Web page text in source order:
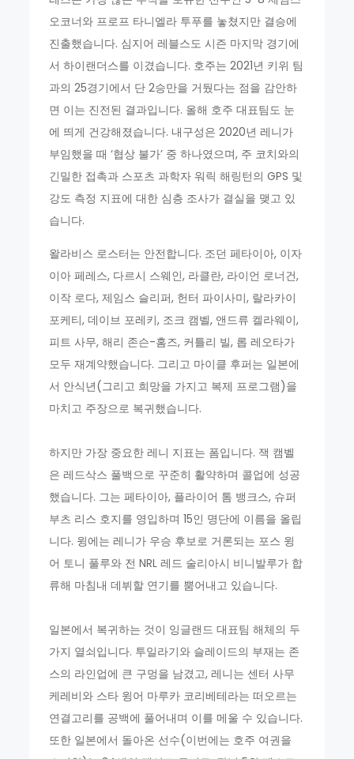
오코너와 프로프 타니엘라 투푸를 놓쳤지만 결승에
진출했습니다. 심지어 레블스도 시즌 마지막 경기에
서 하이랜더스를 이겼습니다. 호주는 2021년 키위 팀
과의 25경기에서 단 2승만을 거뒀다는 점을 감안하
면 이는 진전된 결과입니다. 올해 호주 대표팀도 눈
에 띄게 건강해졌습니다. 내구성은 2020년 레니가
부임했을 때 ‘협상 불가’ 중 하나였으며, 주 코치와의
긴밀한 접촉과 스포츠 과학자 워릭 해링턴의 GPS 및
강도 측정 지표에 대한 심층 조사가 결실을 맺고 있
습니다.
왈라비스 로스터는 안전합니다. 조던 페타이아, 이자
이아 페레스, 다르시 스웨인, 라클란, 라이언 로너건,
이작 로다, 제임스 슬리퍼, 헌터 파이사미, 랄라카이
포케티, 데이브 포레키, 조크 캠벨, 앤드류 켈라웨이,
피트 사무, 해리 존슨-홈즈, 커틀리 빌, 롭 레오타가
모두 재계약했습니다. 그리고 마이클 후퍼는 일본에
서 안식년(그리고 희망을 가지고 복제 프로그램)을
마치고 주장으로 복귀했습니다.
하지만 가장 중요한 레니 지표는 폼입니다. 잭 캠벨
은 레드삭스 풀백으로 꾸준히 활약하며 콜업에 성공
했습니다. 그는 페타이아, 플라이어 톰 뱅크스, 슈퍼
부츠 리스 호지를 영입하며 15인 명단에 이름을 올립
니다. 윙에는 레니가 우승 후보로 거론되는 포스 윙
어 토니 풀루와 전 NRL 레드 술리아시 비니발루가 합
류해 마침내 데뷔할 연기를 뿜어내고 있습니다.
일본에서 복귀하는 것이 잉글랜드 대표팀 해체의 두
가지 열쇠입니다. 투일라기와 슬레이드의 부재는 존
스의 라인업에 큰 구멍을 남겼고, 레니는 센터 사무
케레비와 스타 윙어 마루카 코리베테라는 떠오르는
연결고리를 공백에 풀어내며 이를 메울 수 있습니다.
또한 일본에서 돌아온 선수(이번에는 호주 여권을